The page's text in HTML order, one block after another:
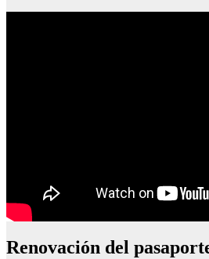
Renovación del